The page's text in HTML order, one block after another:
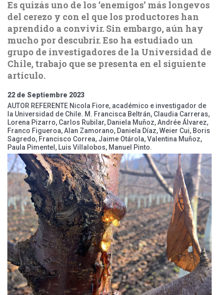
Es quizás uno de los ‘enemigos’ más longevos
del cerezo y con el que los productores han
aprendido a convivir. Sin embargo, aún hay
mucho por descubrir. Eso ha estudiado un
grupo de investigadores de la Universidad de
Chile, trabajo que se presenta en el siguiente
artículo.
22 de Septiembre 2023
AUTOR REFERENTE Nicola Fiore, académico e investigador de
la Universidad de Chile. M. Francisca Beltrán, Claudia Carreras,
Lorena Pizarro, Carlos Rubilar, Daniela Muñoz, Andrée Álvarez,
Franco Figueroa, Alan Zamorano, Daniela Díaz, Weier Cui, Boris
Sagredo, Francisco Correa, Jaime Otárola, Valentina Muñoz,
Paula Pimentel, Luis Villalobos, Manuel Pinto.